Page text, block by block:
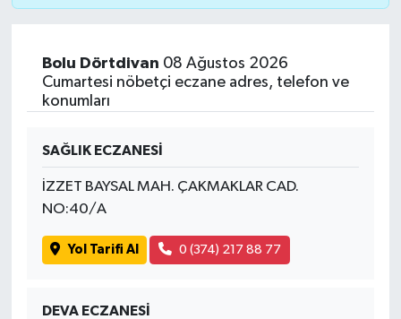
Bolu Dörtdivan 08 Ağustos 2026
Cumartesi nöbetçi eczane adres, telefon ve
konumları
SAĞLIK ECZANESİ
İZZET BAYSAL MAH. ÇAKMAKLAR CAD.
NO:40/A
Yol Tarifi Al 0 (374) 217 88 77
DEVA ECZANESİ